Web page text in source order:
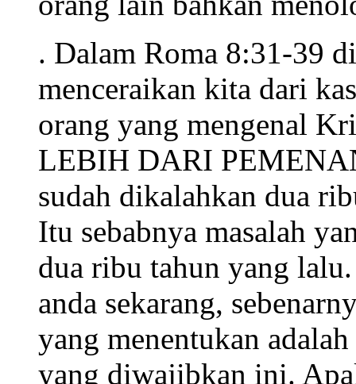
. Dalam Roma 8:31-39
menceraikan kita dari
orang yang mengenal
LEBIH DARI
sudah dikalahkan dua
Itu sebabnya masalah
dua ribu tahun yang
anda sekarang,
yang menentukan
yang diwajibkan ini.